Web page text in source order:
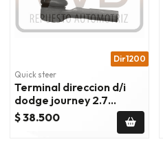
Dir1200
Quick steer
Terminal direccion d/i
dodge journey 2.7
2009/2011
$ 38.500